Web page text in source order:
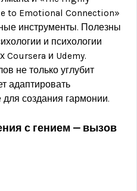
to Emotional Connection»
инструменты. Полезны
и психологии
и Udemy.
не только углубит
адаптировать
создания гармонии.
с гением — вызов